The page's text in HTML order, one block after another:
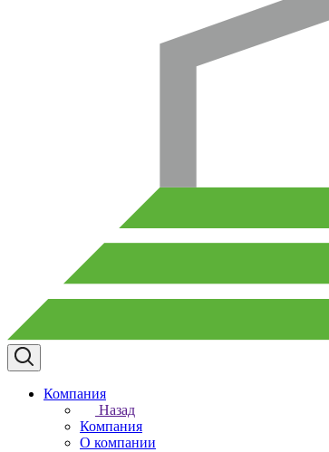
Компания
Назад
Компания
О компании